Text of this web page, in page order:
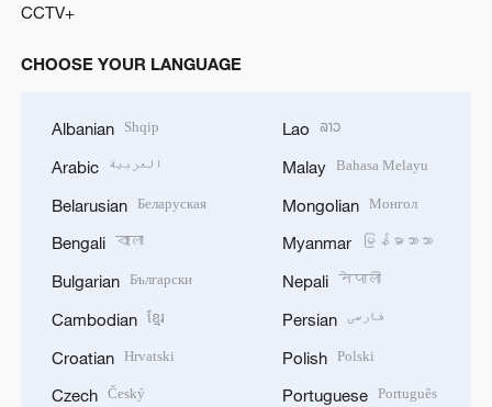
CCTV+
CHOOSE YOUR LANGUAGE
Albanian Shqip
Arabic العربية
Belarusian Беларуская
Bengali বাংলা
Bulgarian Български
Cambodian ខ្មែរ
Croatian Hrvatski
Czech Český
Lao ລາວ
Malay Bahasa Melayu
Mongolian Монгол
Myanmar မြန်မာဘာသာ
Nepali नेपाली
Persian فارسی
Polish Polski
Portuguese Português